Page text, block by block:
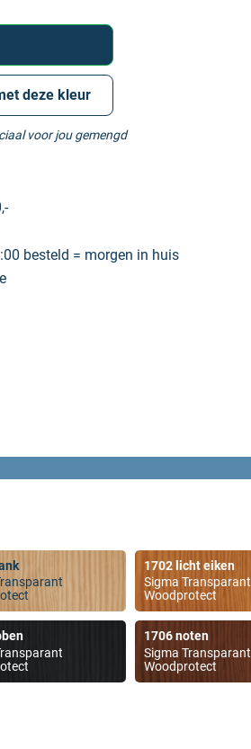
deze kleur
voor jou gemengd
besteld = morgen in huis
1702 licht eiken
Sigma Transparant
Woodprotect
1706 noten
Sigma Transparant
Woodprotect